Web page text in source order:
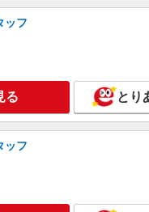
docomo】の携帯販売スタ
時給1700円〜 ※残業代支給
+゜ 入社祝い金10万円支給(規定有) お友達
頂くと, インセンティブ支給(規定有) ★
い・週払い可能（規程有）★ ゜
゜・。○。・゜+゜
東京都豊島区のdocomoシ
詳細
ッフ
る とり
ッフ